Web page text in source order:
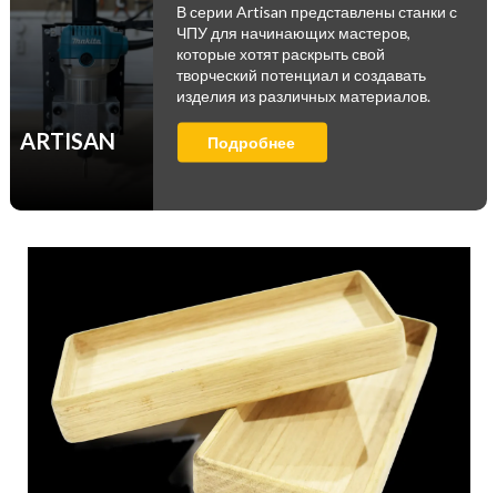
ARTISAN
В серии Artisan представлены станки с
ЧПУ для начинающих мастеров,
которые хотят раскрыть свой
творческий потенциал и создавать
изделия из различных материалов.
Подробнее